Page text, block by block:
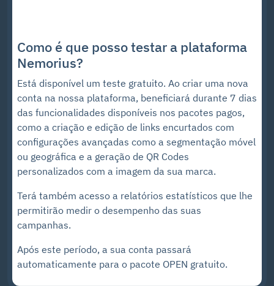
Como é que posso testar a plataforma
Nemorius?
Está disponível um teste gratuito. Ao criar uma nova
conta na nossa plataforma, beneficiará durante 7 dias
das funcionalidades disponíveis nos pacotes pagos,
como a criação e edição de links encurtados com
configurações avançadas como a segmentação móvel
ou geográfica e a geração de QR Codes
personalizados com a imagem da sua marca.
Terá também acesso a relatórios estatísticos que lhe
permitirão medir o desempenho das suas
campanhas.
Após este período, a sua conta passará
automaticamente para o pacote OPEN gratuito.